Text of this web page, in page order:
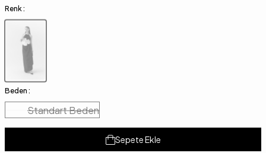
Renk :
Beden :
Standart Beden
Sepete Ekle